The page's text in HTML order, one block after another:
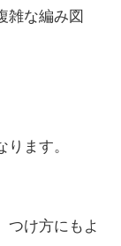
雑な編み図
ます。
つけ方にもよ